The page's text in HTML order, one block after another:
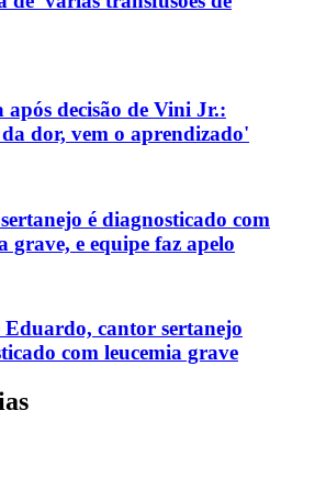
decisão de Vini Jr.:
dor, vem o aprendizado'
é diagnosticado com
grave, e equipe faz apelo
Eduardo, cantor sertanejo
com leucemia grave